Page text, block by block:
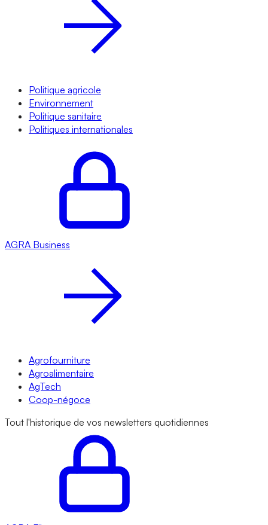
Politique agricole
Environnement
Politique sanitaire
Politiques internationales
AGRA Business
Agrofourniture
Agroalimentaire
AgTech
Coop-négoce
Tout l'historique de vos newsletters quotidiennes